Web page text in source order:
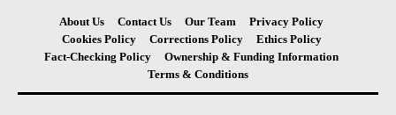
About Us Contact Us Our Team
Privacy Policy
Cookies Policy
Corrections Policy
Ethics Policy
Fact-Checking Policy
Ownership & Funding Information
Terms & Conditions